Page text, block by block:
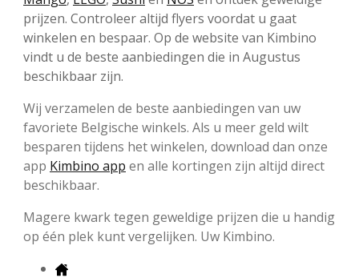
prijzen. Controleer altijd flyers voordat u gaat
winkelen en bespaar. Op de website van Kimbino
vindt u de beste aanbiedingen die in Augustus
beschikbaar zijn.
Wij verzamelen de beste aanbiedingen van uw
favoriete Belgische winkels. Als u meer geld wilt
besparen tijdens het winkelen, download dan onze
app Kimbino app en alle kortingen zijn altijd direct
beschikbaar.
Magere kwark tegen geweldige prijzen die u handig
op één plek kunt vergelijken. Uw Kimbino.